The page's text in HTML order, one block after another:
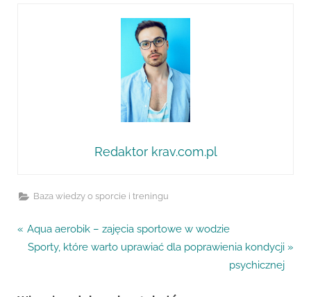
Redaktor krav.com.pl
Baza wiedzy o sporcie i treningu
Nawigacja
wpisu
P
r
Aqua aerobik – zajęcia sportowe w wodzie
N
Sporty, które warto uprawiać dla poprawienia kondycji
psychicznej